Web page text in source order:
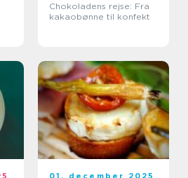
Chokoladens rejse: Fra
kakaobønne til konfekt
01. december 2025